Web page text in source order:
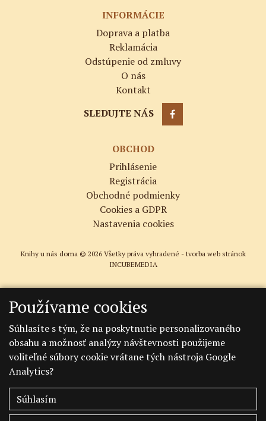
INFORMÁCIE
Doprava a platba
Reklamácia
Odstúpenie od zmluvy
O nás
Kontakt
SLEDUJTE NÁS
OBCHOD
Prihlásenie
Registrácia
Obchodné podmienky
Cookies a GDPR
Nastavenia cookies
Knihy u nás doma © 2026 Všetky práva vyhradené - tvorba web stránok
INCUBEMEDIA
Používame cookies
Súhlasíte s tým, že na poskytnutie personalizovaného
obsahu a možnosť analýzy návštevnosti použijeme
voliteľné súbory cookie vrátane tých nástroja Google
Analytics?
Súhlasím